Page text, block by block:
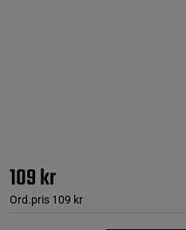
109 kr
Ord.pris 109 kr